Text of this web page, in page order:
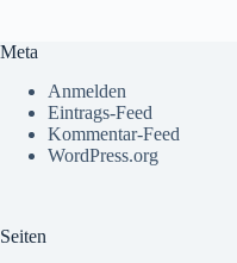
Meta
Anmelden
Eintrags-Feed
Kommentar-Feed
WordPress.org
Seiten